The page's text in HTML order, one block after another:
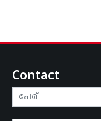
Contact